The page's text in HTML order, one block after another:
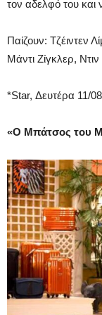
τον αδελφό του
Παίζουν: Τζέιντεν
Μάντι Ζίγκλερ,
*Star, Δευτέρα 11/
«Ο Μπάτσος του